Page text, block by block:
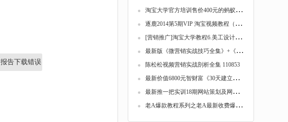
报告下载错误
淘
宝大学官方培训售价400元的蚂蚁推门淘宝运营...
逐
鹿2014第5期VIP 淘宝视频教程（全套15集）高...
[
营销推广]淘宝大学教程6.美工设计实战【全11...
最
新版《微营销实战技巧全集》+《微营销引爆大...
陈松松视频营销实战剖析全集 110853
最
新价值6800元智财富《30天建立互联网赚钱机...
最
新推一把实训18期网站策划及网站建设（全套...
老
A爆款教程系列之老A最新收费爆款教程全套 1...